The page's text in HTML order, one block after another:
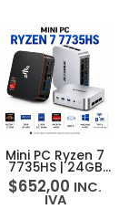
Mini PC Ryzen 7
7735HS | 24GB
LPDDR5 | 512GB
SSD | Radeon
680M | Win 11 Pro
$652,00 INC.
IVA